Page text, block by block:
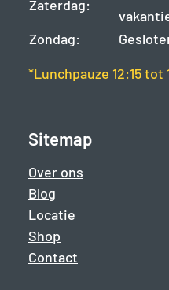
Zaterdag:
Zondag:
*Lunchpauze 12:15 tot
Sitemap
Over ons
Blog
Locatie
Shop
Contact